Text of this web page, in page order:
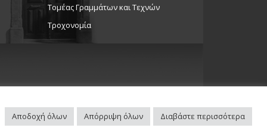
Τομέας Γραμμάτων και Τεχνών
Τροχονομία
Αποδοχή όλων Απόρριψη όλων Διαβάστε περισσότερα